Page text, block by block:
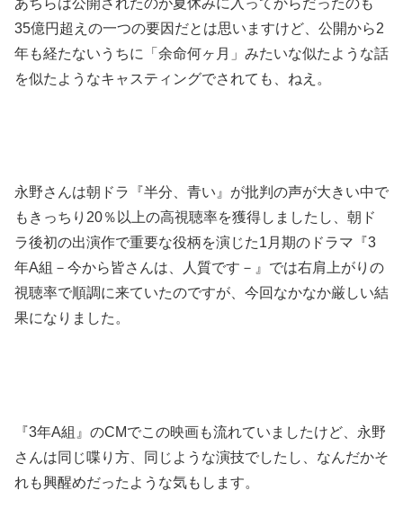
あちらは公開されたのが夏休みに入ってからだったのも
35億円超えの一つの要因だとは思いますけど、公開から2
年も経たないうちに「余命何ヶ月」みたいな似たような話
を似たようなキャスティングでされても、ねえ。
永野さんは朝ドラ『半分、青い』が批判の声が大きい中で
もきっちり20％以上の高視聴率を獲得しましたし、朝ド
ラ後初の出演作で重要な役柄を演じた1月期のドラマ『3
年A組－今から皆さんは、人質です－』では右肩上がりの
視聴率で順調に来ていたのですが、今回なかなか厳しい結
果になりました。
『3年A組』のCMでこの映画も流れていましたけど、永野
さんは同じ喋り方、同じような演技でしたし、なんだかそ
れも興醒めだったような気もします。